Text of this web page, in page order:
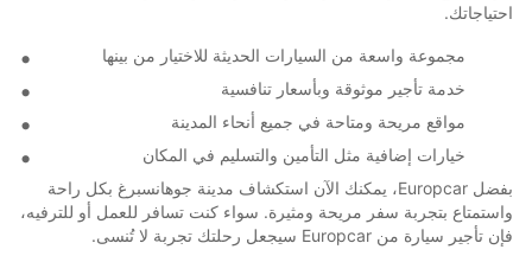
احتياجاتك.
مجموعة واسعة من السيارات الحديثة للاختيار من بينها
خدمة تأجير موثوقة وبأسعار تنافسية
مواقع مريحة ومتاحة في جميع أنحاء المدينة
خيارات إضافية مثل التأمين والتسليم في المكان
بفضل Europcar، يمكنك الآن استكشاف مدينة جوهانسبرغ بكل راحة
واستمتاع بتجربة سفر مريحة ومثيرة. سواء كنت تسافر للعمل أو للترفيه،
فإن تأجير سيارة من Europcar سيجعل رحلتك تجربة لا تُنسى.